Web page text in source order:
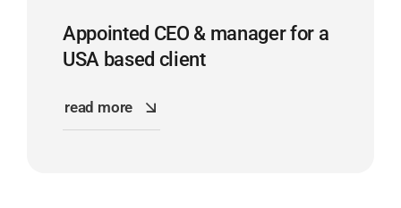
Appointed CEO & manager for a
USA based client
read more